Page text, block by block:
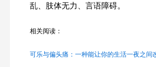
乱、肢体无力、言语障碍。
相关阅读：
可乐与偏头痛：一种能让你的生活一夜之间